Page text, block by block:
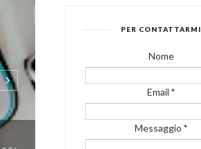
MERINGHE AL CAFFÈ
PER CONTATTARMI
Nome
Email*
Messaggio*